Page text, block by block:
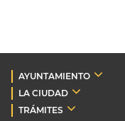
AYUNTAMIENTO
LA CIUDAD
TRÁMITES